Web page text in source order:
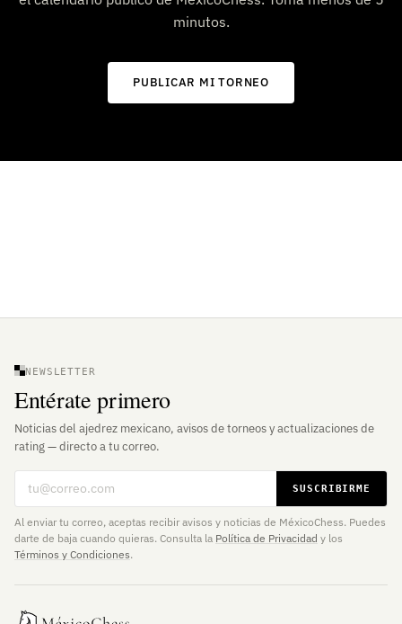
minutos.
PUBLICAR MI TORNEO
NEWSLETTER
Entérate primero
Noticias del ajedrez mexicano, avisos de torneos y actualizaciones de
rating — directo a tu correo.
SUSCRIBIRME
Al enviar tu correo, aceptas recibir avisos y noticias de MéxicoChess. Puedes
darte de baja cuando quieras. Consulta la Política de Privacidad y los
Términos y Condiciones.